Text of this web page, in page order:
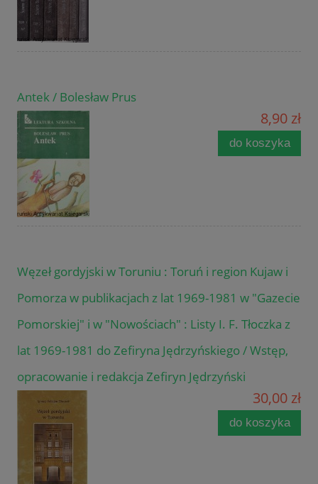
Antek / Bolesław Prus
8,90 zł
do koszyka
Węzeł gordyjski w Toruniu : Toruń i region Kujaw i
Pomorza w publikacjach z lat 1969-1981 w "Gazecie
Pomorskiej" i w "Nowościach" : Listy I. F. Tłoczka z
lat 1969-1981 do Zefiryna Jędrzyńskiego / Wstęp,
opracowanie i redakcja Zefiryn Jędrzyński
30,00 zł
do koszyka